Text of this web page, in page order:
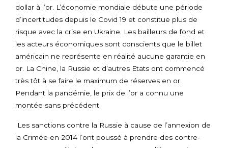
dollar à l’or. L’économie mondiale débute une période
d’incertitudes depuis le Covid 19 et constitue plus de
risque avec la crise en Ukraine. Les bailleurs de fond et
les acteurs économiques sont conscients que le billet
américain ne représente en réalité aucune garantie en
or. La Chine, la Russie et d’autres Etats ont commencé
très tôt à se faire le maximum de réserves en or.
Pendant la pandémie, le prix de l’or a connu une
montée sans précédent.
Les sanctions contre la Russie à cause de l’annexion de
la Crimée en 2014 l’ont poussé à prendre des contre-